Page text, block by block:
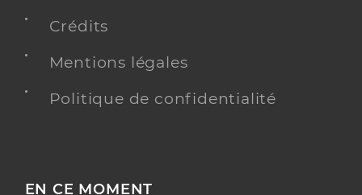
Crédits
Mentions légales
Politique de confidentialité
EN CE MOMENT